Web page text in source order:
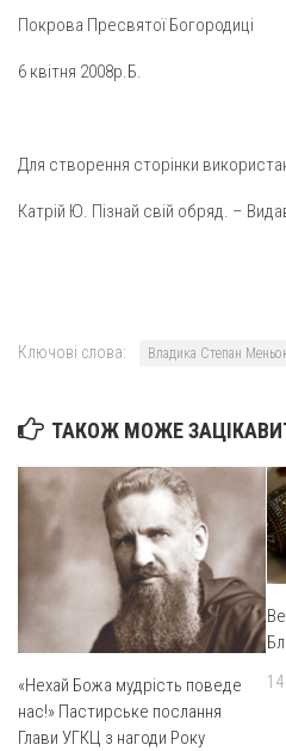
Покрова Пресвятої Богородиці
6 квітня 2008р.Б.
Для створення сторінки
Катрій Ю. Пізнай свій обряд. –
Ключові слова: Владика Степан
ТАКОЖ МОЖЕ
«Нехай Божа мудрість поведе
нас!» Пастирське послання
Глави УГКЦ з нагоди Року